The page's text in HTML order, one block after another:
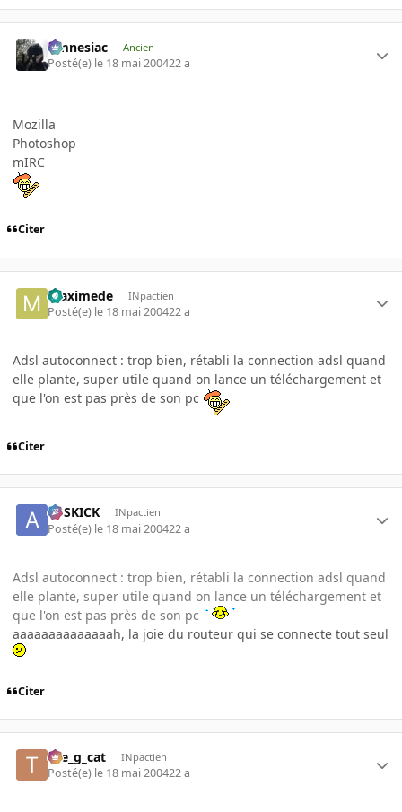
Amnesiac Ancien
Posté(e) le 18 mai 200422 a
Mozilla
Photoshop
mIRC
Citer
maximede INpactien
Posté(e) le 18 mai 200422 a
Adsl autoconnect : trop bien, rétabli la connection adsl quand
elle plante, super utile quand on lance un téléchargement et
que l'on est pas près de son pc
Citer
ASSKICK INpactien
Posté(e) le 18 mai 200422 a
Adsl autoconnect : trop bien, rétabli la connection adsl quand
elle plante, super utile quand on lance un téléchargement et
que l'on est pas près de son pc
aaaaaaaaaaaaaah, la joie du routeur qui se connecte tout seul
Citer
the_g_cat INpactien
Posté(e) le 18 mai 200422 a